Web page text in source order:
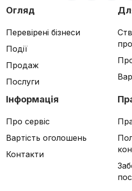
Огляд
Перевірені бізнеси
Події
Продаж
Послуги
Інформація
Про сервіс
Вартість оголошень
Контакти